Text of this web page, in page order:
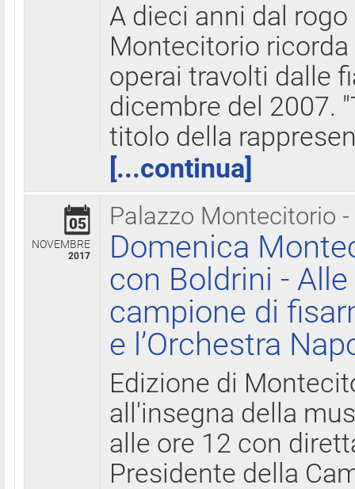
A dieci anni dal
Montecitorio
operai travolti dalle
dicembre del 2007.
titolo della
[...continua]
Palazzo Montecitorio
05
NOVEMBRE
2017
Domenica
con Boldrini -
campione di
e l’Orchestra
Edizione di
all'insegna della
alle ore 12 con
Presidente della